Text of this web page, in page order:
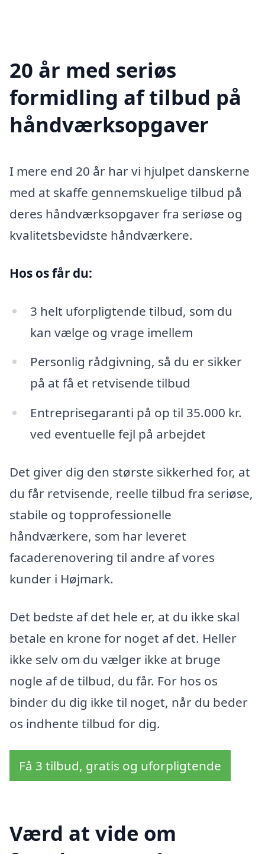
20 år med seriøs
formidling af tilbud på
håndværksopgaver
I mere end 20 år har vi hjulpet danskerne
med at skaffe gennemskuelige tilbud på
deres håndværksopgaver fra seriøse og
kvalitetsbevidste håndværkere.
Hos os får du:
3 helt uforpligtende tilbud, som du
kan vælge og vrage imellem
Personlig rådgivning, så du er sikker
på at få et retvisende tilbud
Entreprisegaranti på op til 35.000 kr.
ved eventuelle fejl på arbejdet
Det giver dig den største sikkerhed for, at
du får retvisende, reelle tilbud fra seriøse,
stabile og topprofessionelle
håndværkere, som har leveret
facaderenovering til andre af vores
kunder i Højmark.
Det bedste af det hele er, at du ikke skal
betale en krone for noget af det. Heller
ikke selv om du vælger ikke at bruge
nogle af de tilbud, du får. For hos os
binder du dig ikke til noget, når du beder
os indhente tilbud for dig.
Få 3 tilbud, gratis og uforpligtende
Værd at vide om